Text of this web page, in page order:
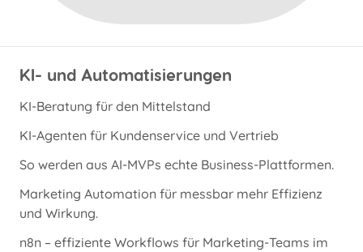
KI- und Automatisierungen
KI-Beratung für den Mittelstand
KI-Agenten für Kundenservice und Vertrieb
So werden aus AI-MVPs echte Business-Plattformen.
Marketing Automation für messbar mehr Effizienz
und Wirkung.
n8n – effiziente Workflows für Marketing-Teams im